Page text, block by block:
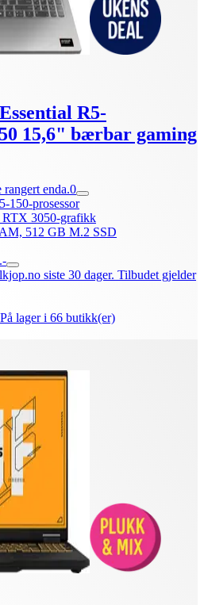
R5-
15,6" bærbar gaming
enda.0
prosessor
3050-grafikk
512 GB M.2 SSD
siste 30 dager. Tilbudet gjelder
lager i 66 butikk(er)